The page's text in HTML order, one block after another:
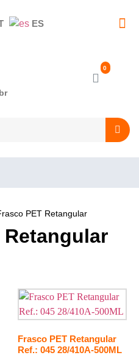
ES
PET Retangular
Retangular
Frasco PET Retangular
Ref.: 045 28/410A-500ML